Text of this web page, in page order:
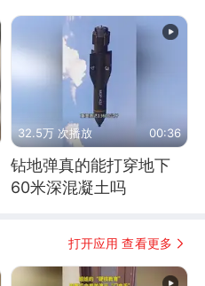
32.5万 次播放 00:36
钻地弹真的能打穿地下
60米深混凝土吗
打开应用 查看更多